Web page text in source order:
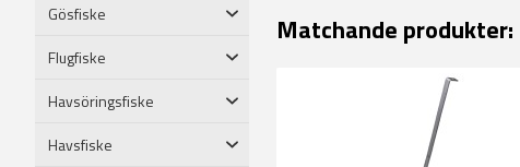
Gösfiske
Flugfiske
Havsöringsfiske
Havsfiske
Matchande produkter: